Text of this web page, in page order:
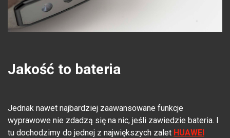
Jakość to bateria
Jednak nawet najbardziej zaawansowane funkcje
wyprawowe nie zdadzą się na nic, jeśli zawiedzie bateria. I
tu dochodzimy do jednej z największych zalet HUAWEI